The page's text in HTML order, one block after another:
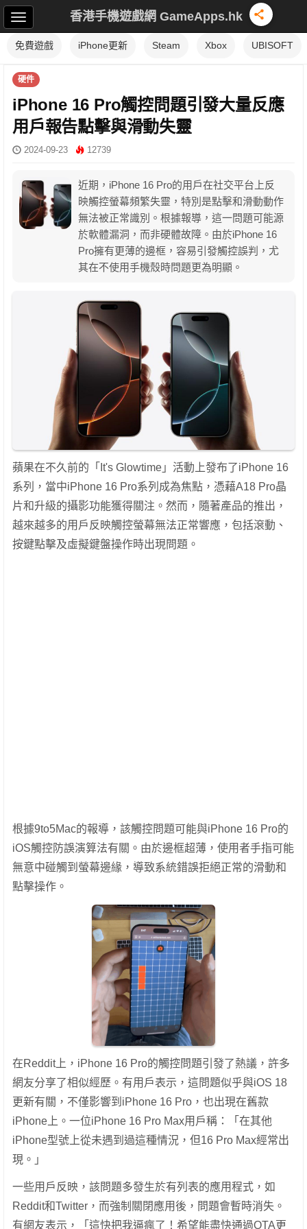
香港手機遊戲網 GameApps.hk
免費遊戲 iPhone更新 Steam Xbox UBISOFT
硬件
iPhone 16 Pro觸控問題引發大量反應
用戶報告點擊與滑動失靈
2024-09-23 12739
近期，iPhone 16 Pro的用戶在社交平台上反
映觸控螢幕頻繁失靈，特別是點擊和滑動動作
無法被正常識別。根據報導，這一問題可能源
於軟體漏洞，而非硬體故障。由於iPhone 16
Pro擁有更薄的邊框，容易引發觸控誤判，尤
其在不使用手機殼時問題更為明顯。
蘋果在不久前的「It's Glowtime」活動上發布了iPhone 16
系列，當中iPhone 16 Pro系列成為焦點，憑藉A18 Pro晶
片和升級的攝影功能獲得關注。然而，隨著產品的推出，
越來越多的用戶反映觸控螢幕無法正常響應，包括滾動、
按鍵點擊及虛擬鍵盤操作時出現問題。
根據9to5Mac的報導，該觸控問題可能與iPhone 16 Pro的
iOS觸控防誤演算法有關。由於邊框超薄，使用者手指可能
無意中碰觸到螢幕邊緣，導致系統錯誤拒絕正常的滑動和
點擊操作。
在Reddit上，iPhone 16 Pro的觸控問題引發了熱議，許多
網友分享了相似經歷。有用戶表示，這問題似乎與iOS 18
更新有關，不僅影響到iPhone 16 Pro，也出現在舊款
iPhone上。一位iPhone 16 Pro Max用戶稱：「在其他
iPhone型號上從未遇到過這種情況，但16 Pro Max經常出
現。」
一些用戶反映，該問題多發生於有列表的應用程式，如
Reddit和Twitter，而強制關閉應用後，問題會暫時消失。
有網友表示，「這快把我逼瘋了！希望能盡快通過OTA更